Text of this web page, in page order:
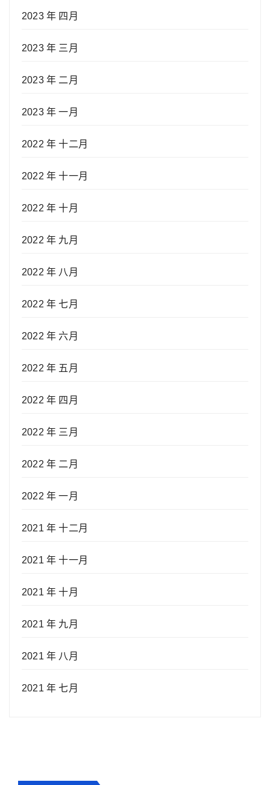
2023 年 四月
2023 年 三月
2023 年 二月
2023 年 一月
2022 年 十二月
2022 年 十一月
2022 年 十月
2022 年 九月
2022 年 八月
2022 年 七月
2022 年 六月
2022 年 五月
2022 年 四月
2022 年 三月
2022 年 二月
2022 年 一月
2021 年 十二月
2021 年 十一月
2021 年 十月
2021 年 九月
2021 年 八月
2021 年 七月